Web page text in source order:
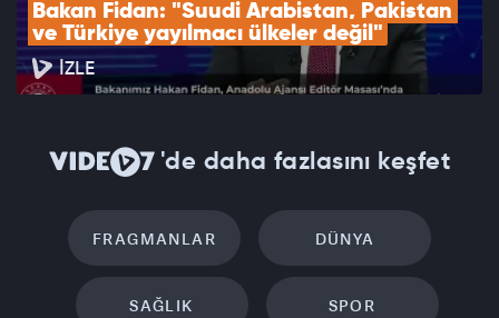
Bakan Fidan: "Suudi Arabistan, Pakistan
ve Türkiye yayılmacı ülkeler değil"
İZLE
'de daha fazlasını keşfet
FRAGMANLAR DÜNYA
SAĞLIK SPOR